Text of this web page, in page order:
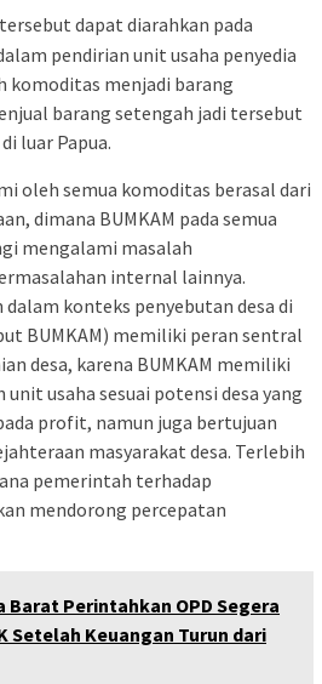
dapat diarahkan pada
pendirian unit usaha penyedia
komoditas menjadi barang
barang setengah jadi tersebut
luar Papua.
oleh semua komoditas berasal dari
dimana BUMKAM pada semua
mengalami masalah
internal lainnya.
dalam konteks penyebutan desa di
BUMKAM) memiliki peran sentral
desa, karena BUMKAM memiliki
usaha sesuai potensi desa yang
profit, namun juga bertujuan
masyarakat desa. Terlebih
pemerintah terhadap
mendorong percepatan
Barat Perintahkan OPD Segera
Setelah Keuangan Turun dari